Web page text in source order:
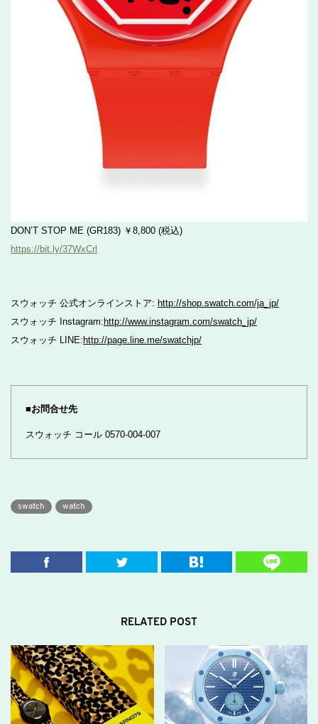
DON’T STOP ME (GR183) ￥8,800 (税込)
https://bit.ly/37WxCrl
スウォッチ 公式オンラインストア: http://shop.swatch.com/ja_jp/
スウォッチ Instagram:http://www.instagram.com/swatch_jp/
スウォッチ LINE:http://page.line.me/swatchjp/
■お問合せ先
スウォッチ コール 0570-004-007
swatch watch
RELATED POST